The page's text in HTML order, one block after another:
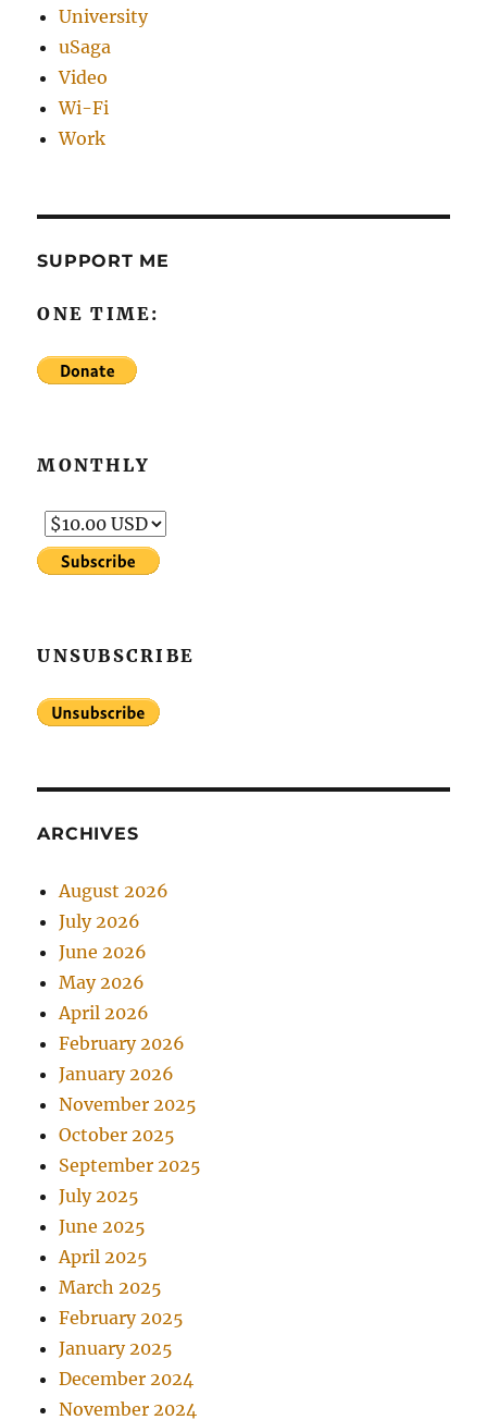
University
uSaga
Video
Wi-Fi
Work
SUPPORT ME
ONE TIME:
MONTHLY
UNSUBSCRIBE
ARCHIVES
August 2026
July 2026
June 2026
May 2026
April 2026
February 2026
January 2026
November 2025
October 2025
September 2025
July 2025
June 2025
April 2025
March 2025
February 2025
January 2025
December 2024
November 2024